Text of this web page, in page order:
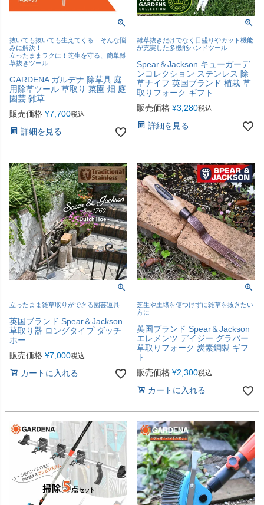
抜いても抜いても生えてくる…そんな悩
みに解決！
立ったままラクに！芝生を守る、簡単雑
草抜きツール
GARDENA ガルデナ 除草具 庭
用除草ツール 草取り 菜園 畑 庭
園芸 雑草
販売価格 ¥7,700税込
詳細を見る
雑草抜きだけでなく目盛りやカット機能
が充実した多機能ハンドツール
Spear＆Jackson キューガーデ
ンコレクション ステンレス 除
草ナイフ 英国ブランド 植栽 草
取りフォーク ギフト
販売価格 ¥3,280税込
詳細を見る
立ったまま雑草取りができる園芸道具
英国ブランド Spear＆Jackson
草取り器 ロングタイプ ダッチ
ホー
販売価格 ¥7,000税込
カートに入れる
芝生や土壌を傷つけずに雑草を抜きたい
方に
英国ブランド Spear＆Jackson
エレメンツ デイジー グラバー
草取りフォーク 炭素鋼製 ギフ
ト
販売価格 ¥2,300税込
カートに入れる